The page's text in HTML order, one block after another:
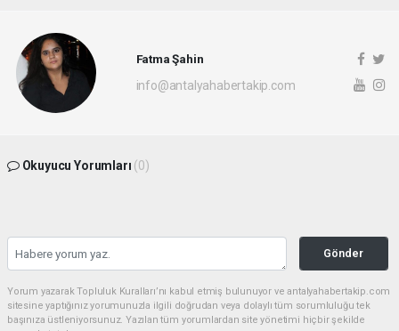
Fatma Şahin
info@antalyahabertakip.com
Okuyucu Yorumları (0)
Gönder
Yorum yazarak Topluluk Kuralları’nı kabul etmiş bulunuyor ve antalyahabertakip.com
sitesine yaptığınız yorumunuzla ilgili doğrudan veya dolaylı tüm sorumluluğu tek
başınıza üstleniyorsunuz. Yazılan tüm yorumlardan site yönetimi hiçbir şekilde